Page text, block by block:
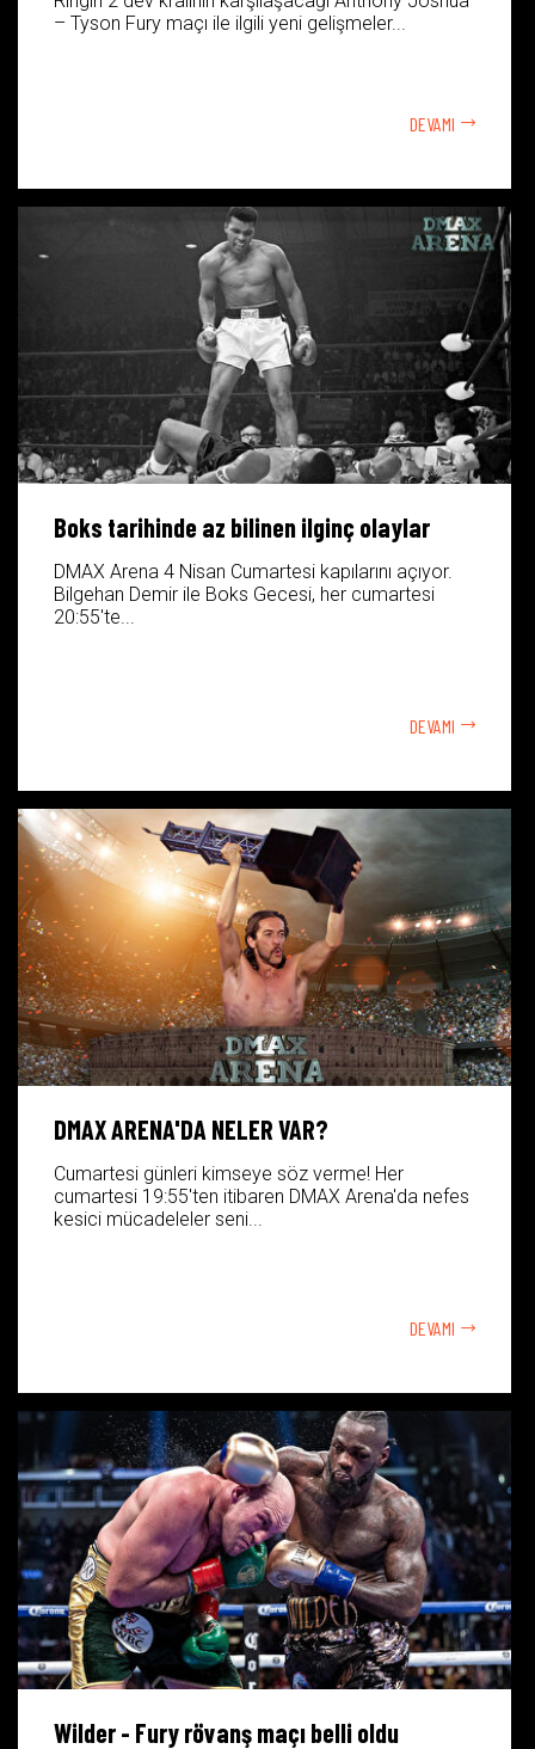
– Tyson Fury maçı ile ilgili yeni gelişmeler...
DEVAMI
Boks tarihinde az bilinen ilginç olaylar
DMAX Arena 4 Nisan Cumartesi kapılarını açıyor.
Bilgehan Demir ile Boks Gecesi, her cumartesi
20:55'te...
DEVAMI
DMAX ARENA'DA NELER VAR?
Cumartesi günleri kimseye söz verme! Her
cumartesi 19:55'ten itibaren DMAX Arena'da nefes
kesici mücadeleler seni...
DEVAMI
Wilder - Fury rövanş maçı belli oldu